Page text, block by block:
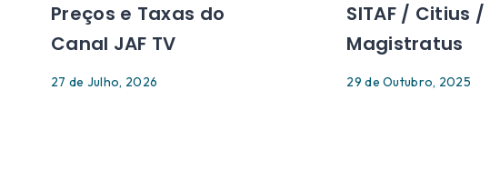
Preços e Taxas do
Canal JAF TV
27 de Julho, 2026
SITAF / Citius /
Magistratus
29 de Outubro, 2025